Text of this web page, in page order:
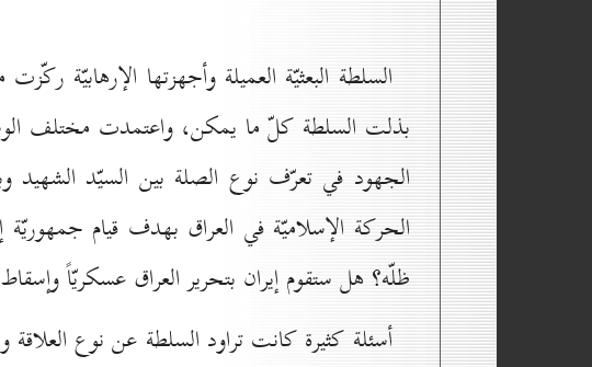
السلطة البعثيّة العميلة وأجهزتها الإرهابيّة
بذلت السلطة كلّ ما يمكن، واعتمدت مختلف
الجهود في تعرّف نوع الصلة بين السيّد الشهيد
الحركة الإسلاميّة في العراق بهدف قيام
ظلّه؟ هل ستقوم إيران بتحرير العراق عسكريّاً
أسئلة كثيرة كانت تراود السلطة عن نوع